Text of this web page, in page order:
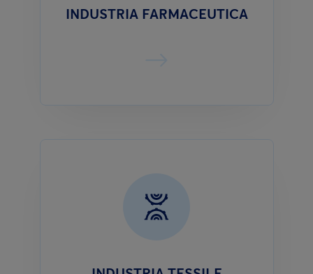
INDUSTRIA FARMACEUTICA